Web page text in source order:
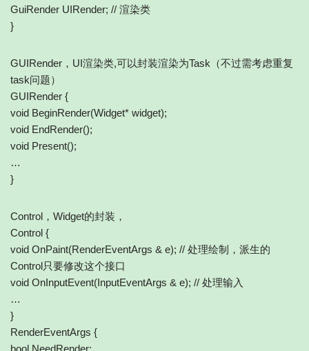
GuiRender UIRender; // 渲染类
}
GUIRender，UI渲染类,可以封装渲染为Task（不过需考虑重复
task问题）
GUIRender {
void BeginRender(Widget* widget);
void EndRender();
void Present();
…
}
Control，Widget的封装，
Control {
void OnPaint(RenderEventArgs & e); // 处理绘制，派生的
Control只要修改这个接口
void OnInputEvent(InputEventArgs & e); // 处理输入
…
}
RenderEventArgs {
bool NeedRender;